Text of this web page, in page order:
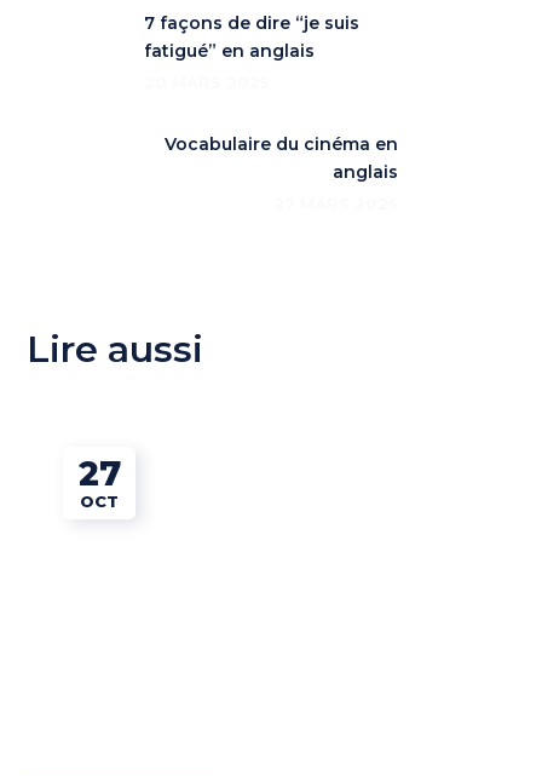
7 façons de dire “je suis
fatigué” en anglais
Vocabulaire du cinéma en
anglais
Lire aussi
27
OCT